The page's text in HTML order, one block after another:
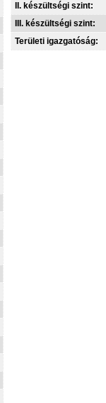
II. készültségi szint:
III. készültségi szint:
Területi igazgatóság: